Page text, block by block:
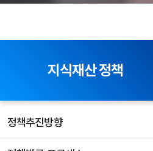
지식재산 정책
정책추진방향